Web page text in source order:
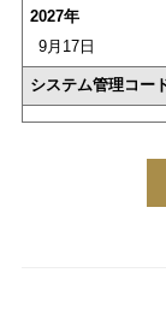
2027年
9月17日
システム管理コー